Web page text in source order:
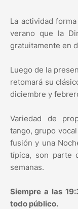
La actividad
verano que la
gratuitamente en
Luego de la
retomará su
diciembre y
Variedad de
tango, grupo
fusión y una
típica, son parte
semanas.
Siempre a las
todo público.